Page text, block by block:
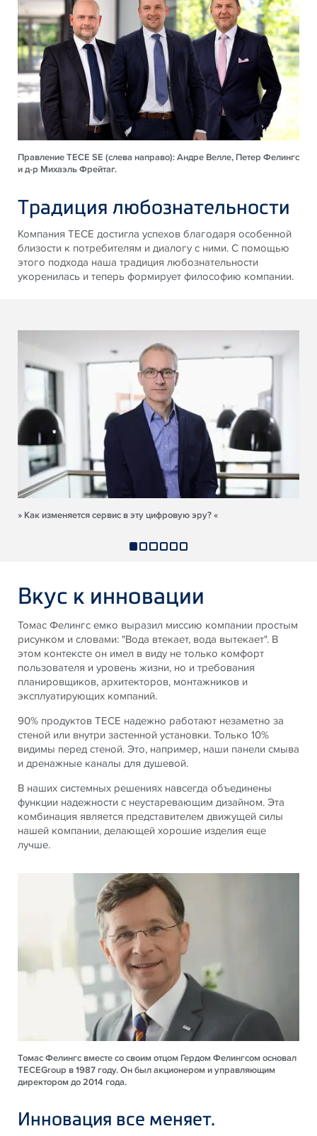
Правление TECE SE (слева направо): Андре Велле, Петер Фелингс
и д-р Михаэль Фрейтаг.
Традиция любознательности
Компания TECE достигла успехов благодаря особенной
близости к потребителям и диалогу с ними. С помощью
этого подхода наша традиция любознательности
укоренилась и теперь формирует философию компании.
» Как изменяется сервис в эту цифровую эру? «
Вкус к инновации
Томас Фелингс емко выразил миссию компании простым
рисунком и словами: "Вода втекает, вода вытекает". В
этом контексте он имел в виду не только комфорт
пользователя и уровень жизни, но и требования
планировщиков, архитекторов, монтажников и
эксплуатирующих компаний.
90% продуктов TECE надежно работают незаметно за
стеной или внутри застенной установки. Только 10%
видимы перед стеной. Это, например, наши панели смыва
и дренажные каналы для душевой.
В наших системных решениях навсегда объединены
функции надежности с неустаревающим дизайном. Эта
комбинация является представителем движущей силы
нашей компании, делающей хорошие изделия еще
лучше.
Томас Фелингс вместе со своим отцом Гердом Фелингсом основал
TECEGroup в 1987 году. Он был акционером и управляющим
директором до 2014 года.
Инновация все меняет.